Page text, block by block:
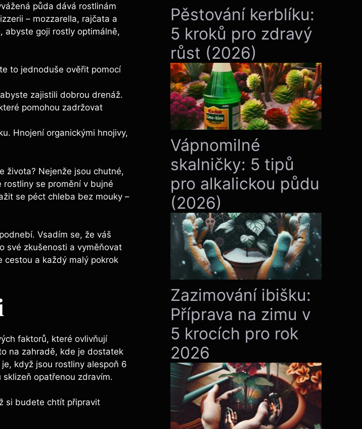
půda dává rostlinám
– mozzarella, rajčata a
abyste goji rostly optimálně,
to jednoduše ověřit pomocí
zajistili dobrou drenáž.
pomohou zadržovat
Hnojení organickými hnojivy,
života? Nejenže jsou chutné,
se promění v bujné
se péct chleba bez mouky –
Vsadím se, že váš
své zkušenosti a vyměňovat
cestou a každý malý pokrok
faktorů, které ovlivňují
na zahradě, kde je dostatek
když jsou rostliny alespoň 6
opatřenou zdravím.
si budete chtít připravit
Pěstování kerblíku:
5 kroků pro zdravý
růst (2026)
Vápnomilné
skalničky: 5 tipů
pro alkalickou půdu
(2026)
Zazimování ibišku:
Příprava na zimu v
5 krocích pro rok
2026